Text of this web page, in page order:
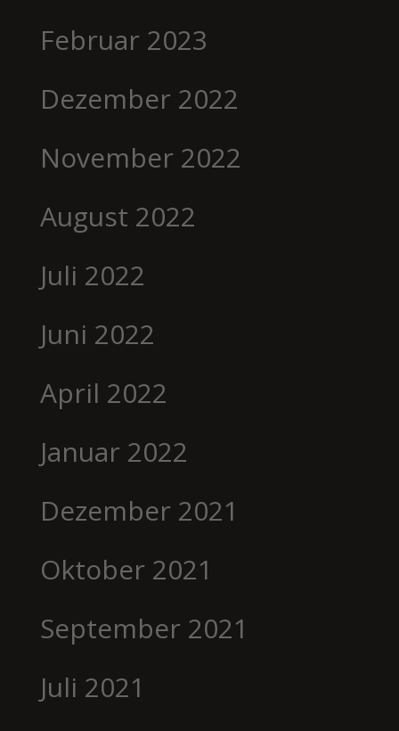
Februar 2023
Dezember 2022
November 2022
August 2022
Juli 2022
Juni 2022
April 2022
Januar 2022
Dezember 2021
Oktober 2021
September 2021
Juli 2021